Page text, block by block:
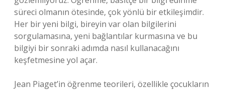
süreci olmanın ötesinde, çok yönlü bir etkileşimdir.
Her bir yeni bilgi, bireyin var olan bilgilerini
sorgulamasına, yeni bağlantılar kurmasına ve bu
bilgiyi bir sonraki adımda nasıl kullanacağını
keşfetmesine yol açar.
Jean Piaget’in öğrenme teorileri, özellikle çocukların